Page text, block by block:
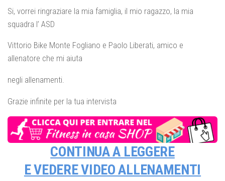
Si, vorrei ringraziare la mia famiglia, il mio ragazzo, la mia
squadra l’ ASD
Vittorio Bike Monte Fogliano e Paolo Liberati, amico e
allenatore che mi aiuta
negli allenamenti.
Grazie infinite per la tua intervista
CONTINUA A LEGGERE
E VEDEREVIDEO ALLENAMENTI